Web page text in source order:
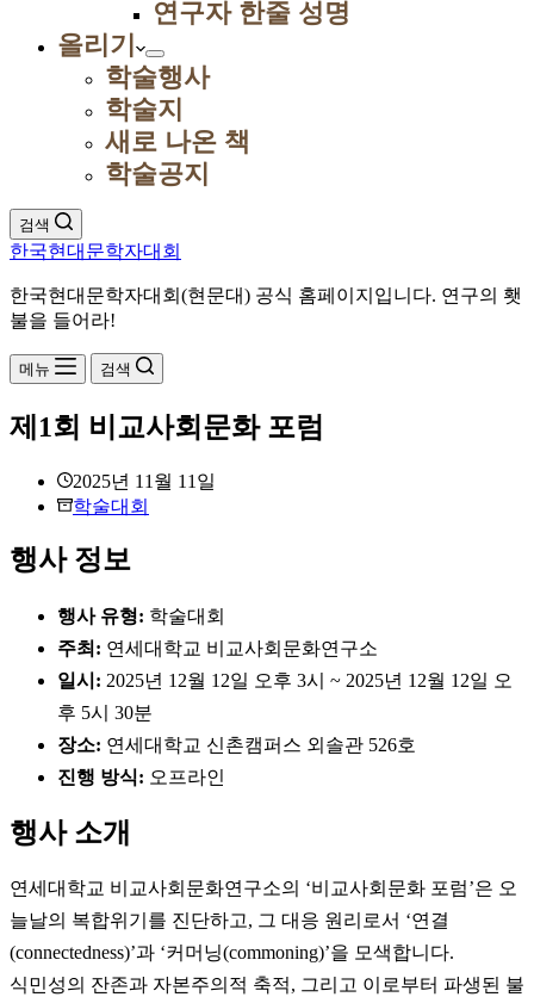
연구자 한줄 성명
올리기
학술행사
학술지
새로 나온 책
학술공지
검색
한국현대문학자대회
한국현대문학자대회(현문대) 공식 홈페이지입니다. 연구의 횃
불을 들어라!
메뉴 검색
제1회 비교사회문화 포럼
2025년 11월 11일
학술대회
행사 정보
행사 유형: 학술대회
주최: 연세대학교 비교사회문화연구소
일시: 2025년 12월 12일 오후 3시 ~ 2025년 12월 12일 오
후 5시 30분
장소: 연세대학교 신촌캠퍼스 외솔관 526호
진행 방식: 오프라인
행사 소개
연세대학교 비교사회문화연구소의 ‘비교사회문화 포럼’은 오
늘날의 복합위기를 진단하고, 그 대응 원리로서 ‘연결
(connectedness)’과 ‘커머닝(commoning)’을 모색합니다.
식민성의 잔존과 자본주의적 축적, 그리고 이로부터 파생된 불